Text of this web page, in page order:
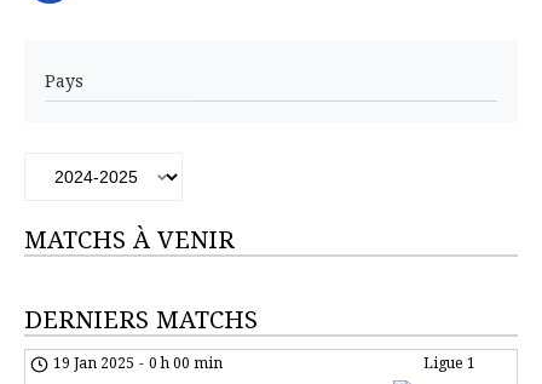
Pays
MATCHS À VENIR
DERNIERS MATCHS
Ligue 1
19 Jan 2025 - 0 h 00 min